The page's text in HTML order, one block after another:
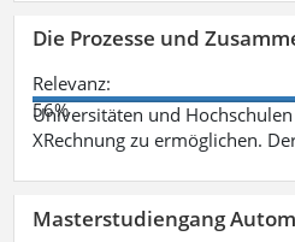
Die Prozesse und
Relevanz:
56%
Universitäten und
XRechnung zu ermöglichen.
Masterstudiengang